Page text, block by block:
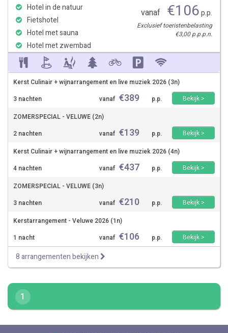
Hotel in de natuur
Fietshotel
Hotel met sauna
Hotel met zwembad
vanaf €106p.p.
Exclusief toeristenbelasting
€3,00 p.p.p.n.
Kerst Culinair + wijnarrangement en live muziek 2026 (3n)
3 nachten
vanaf €389 p.p.
Bekijk >
ZOMERSPECIAL - VELUWE (2n)
2 nachten
vanaf €139 p.p.
Bekijk >
Kerst Culinair + wijnarrangement en live muziek 2026 (4n)
4 nachten
vanaf €437 p.p.
Bekijk >
ZOMERSPECIAL - VELUWE (3n)
3 nachten
vanaf €210 p.p.
Bekijk >
Kerstarrangement - Veluwe 2026 (1n)
1 nacht
vanaf €106 p.p. Bekijk >
8 arrangementen bekijken
1